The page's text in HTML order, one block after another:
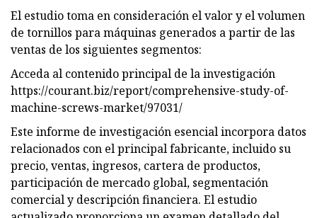
El estudio toma en consideración el valor y el volumen
de tornillos para máquinas generados a partir de las
ventas de los siguientes segmentos:
Acceda al contenido principal de la investigación
https://courant.biz/report/comprehensive-study-of-
machine-screws-market/97031/
Este informe de investigación esencial incorpora datos
relacionados con el principal fabricante, incluido su
precio, ventas, ingresos, cartera de productos,
participación de mercado global, segmentación
comercial y descripción financiera. El estudio